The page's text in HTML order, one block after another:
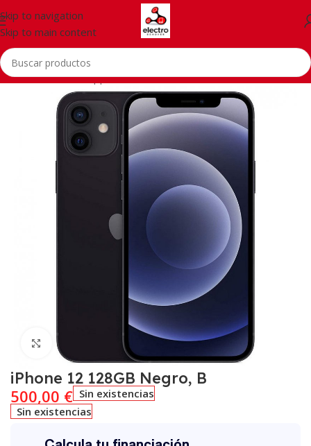
Skip to navigation
Skip to main content
Inicio/Telefonía/Apple iPhone
Click to enlarge
iPhone 12 128GB Negro, B
500,00 € Sin existencias
Sin existencias